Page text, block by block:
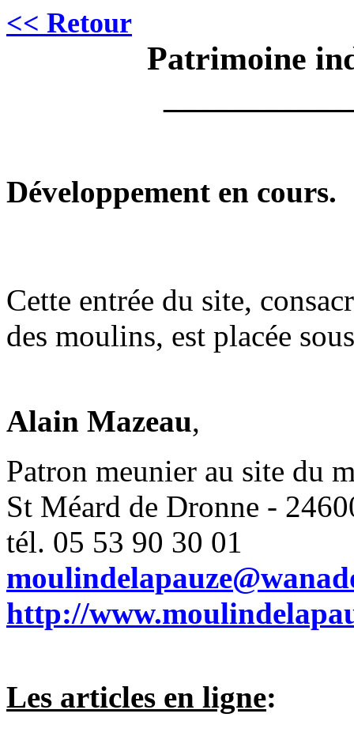
<< Retour
Patrimoine
Développement en cours.
Cette entrée du site,
des moulins, est placée
Alain Mazeau,
Patron meunier au site du
St Méard de Dronne -
tél. 05 53 90 30 01
http://
Les articles en ligne: